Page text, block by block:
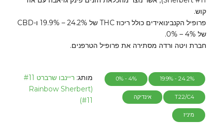
קוש.
פרופיל הקנבינואידים כולל ריכוז THC של 24.2% – 19.9% ו-CBD
של 4% – 0%.
חברת ויטה ורדה מסתירה את פרופיל הטרפנים.
24.2% - 19.9%
4% - 0%
T22/C4 אינדיקה
מיניז
מותג:
ריינבו שרברט #11
(Rainbow Sherbert
#11)